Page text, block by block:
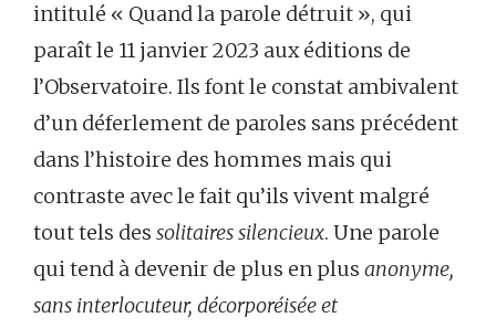
intitulé « Quand la parole détruit », qui
paraît le 11 janvier 2023 aux éditions de
l’Observatoire. Ils font le constat ambivalent
d’un déferlement de paroles sans précédent
dans l’histoire des hommes mais qui
contraste avec le fait qu’ils vivent malgré
tout tels des solitaires silencieux. Une parole
qui tend à devenir de plus en plus anonyme,
sans interlocuteur, décorporéisée et